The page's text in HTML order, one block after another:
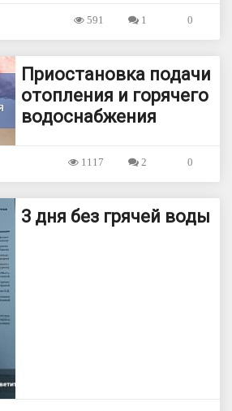
0
1
591
Приостановка подачи
отопления и горячего
водоснабжения
0
2
1117
3 дня без грячей воды